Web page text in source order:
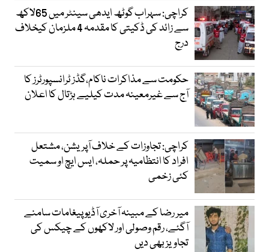
کراچی: سہراب گوٹھ ایدھی سینٹر میں 65لاکھ
سے زائد کی ڈکیتی کا مقدمہ 4 ملزمان کیخلاف
درج
حکومت سے مذاکرات ناکام،گڈز ٹرانسپورٹرز کا
آج سے غیرمعینہ مدت کیلیے ہڑتال کا اعلان
کراچی: تجاوزات کے خلاف آپریشن، مشتعل
افراد کا انتظامیہ پر حملہ، ایس ایچ او سمیت
کئی زخمی
میر رضا کے مبینہ آخری آڈیو پیغامات سامنے
آگئے، رقم وصولی اور لاکھوں کے چیکس کی
تجاویز بھی دیں